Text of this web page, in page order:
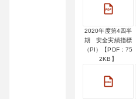
2020年度第4四半
期 安全実績指標
（PI）【PDF：75
2KB】